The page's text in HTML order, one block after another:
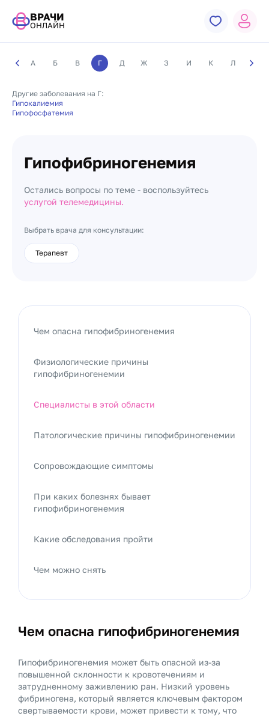
ВРАЧИ
ОНЛАЙН
А Б В Г Д Ж З И К Л М
Другие заболевания на Г:
Гипокалиемия
Гипофосфатемия
Гипофибриногенемия
Остались вопросы по теме - воспользуйтесь
услугой телемедицины.
Выбрать врача для консультации:
Терапевт
Чем опасна гипофибриногенемия
Гипофибриногенемия может быть опасной из-за
повышенной склонности к кровотечениям и
затрудненному заживлению ран. Низкий уровень
фибриногена, который является ключевым фактором
свертываемости крови, может привести к тому, что
Чем опасна гипофибриногенемия
Физиологические причины
гипофибриногенемии
Специалисты в этой области
Патологические причины гипофибриногенемии
Сопровождающие симптомы
При каких болезнях бывает
гипофибриногенемия
Какие обследования пройти
Чем можно снять